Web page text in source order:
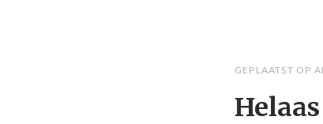
GEPLAATST OP